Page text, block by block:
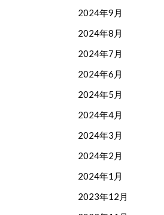
2024年9月
2024年8月
2024年7月
2024年6月
2024年5月
2024年4月
2024年3月
2024年2月
2024年1月
2023年12月